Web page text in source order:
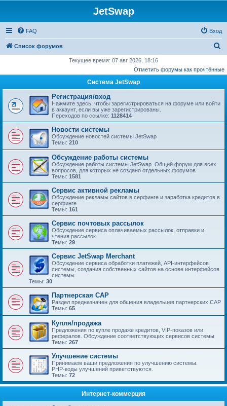
JetSwap
FAQ Вход
Список форумов
и
Текущее время: 07 авг 2026, 18:16
Отметить форумы как прочтённые
Система JetSwap
Регистрация/вход
Нажмите здесь, чтобы зарегистрироваться на форуме или войти
в аккаунт, если вы уже зарегистрированы.
Переходов по ссылке: 1128414
Новости системы
Обсуждение новостей системы JetSwap
Темы: 210
Обсуждение работы системы
Обсуждение работы системы JetSwap. Общий форум для всех
вопросов, для которых не создано отдельных форумов.
Темы: 1581
Сервис активной рекламы
Обсуждение рекламы сайтов в серфинге и заработка кредитов в
серфинге
Темы: 161
Сервис почтовых рассылок
Обсуждение сервиса оплачиваемых рассылок, отправки и
чтения рассылок.
Темы: 29
Сервис JetSwap Merchant
Обсуждение сервиса обработки платежей, API-интерфейсов
системы, создания собственных сайтов на основе интерфейсов
системы
Темы: 30
Партнерская САР
Раздел предназначен для общения владельцев партнерских САР
Темы: 65
Купля/продажа
Предложения по купле продаже кредитов, VIP-показов или
рефералов. Обсуждение соответствующих сервисов системы
Темы: 267
Улучшение системы
Принимаем ваши предложения по улучшению системы.
PHP-коды улучшений приветствуются.
Темы: 72
Интернет-коммерция